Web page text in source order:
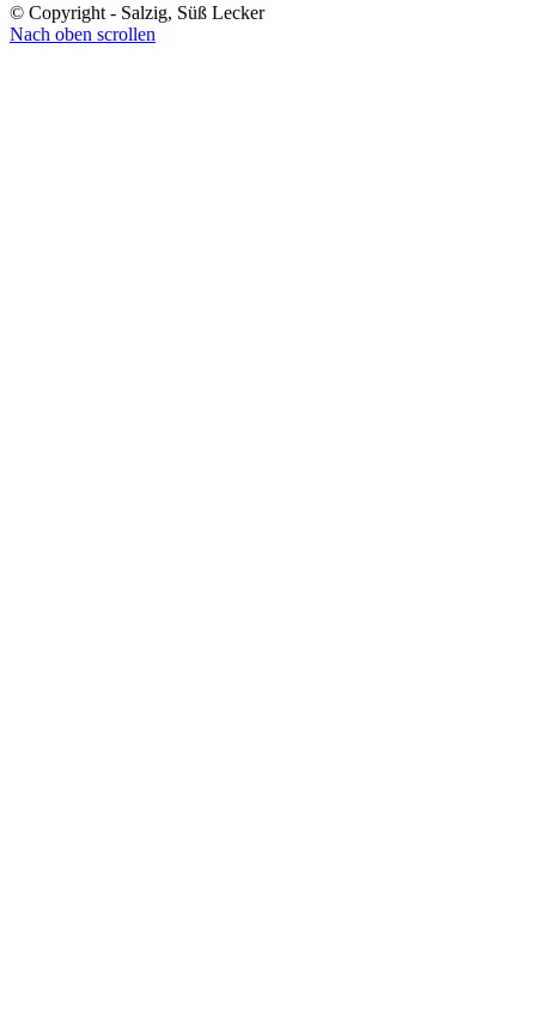
© Copyright - Salzig, Süß Lecker
Nach oben scrollen